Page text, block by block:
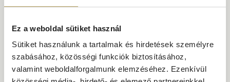
Ez a weboldal sütiket használ
Sütiket használunk a tartalmak és hirdetések személyre
szabásához, közösségi funkciók biztosításához,
valamint weboldalforgalmunk elemzéséhez. Ezenkívül